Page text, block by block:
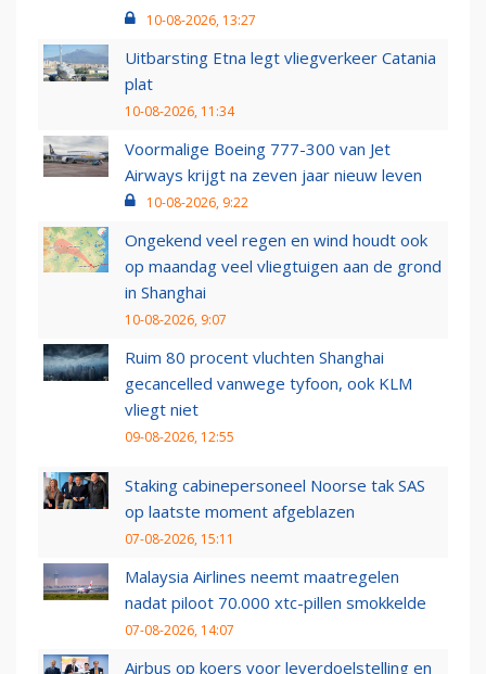
10-08-2026, 13:27
Uitbarsting Etna legt vliegverkeer Catania
plat
10-08-2026, 11:34
Voormalige Boeing 777-300 van Jet
Airways krijgt na zeven jaar nieuw leven
10-08-2026, 9:22
Ongekend veel regen en wind houdt ook
op maandag veel vliegtuigen aan de grond
in Shanghai
10-08-2026, 9:07
Ruim 80 procent vluchten Shanghai
gecancelled vanwege tyfoon, ook KLM
vliegt niet
09-08-2026, 12:55
Staking cabinepersoneel Noorse tak SAS
op laatste moment afgeblazen
07-08-2026, 15:11
Malaysia Airlines neemt maatregelen
nadat piloot 70.000 xtc-pillen smokkelde
07-08-2026, 14:07
Airbus op koers voor leverdoelstelling en